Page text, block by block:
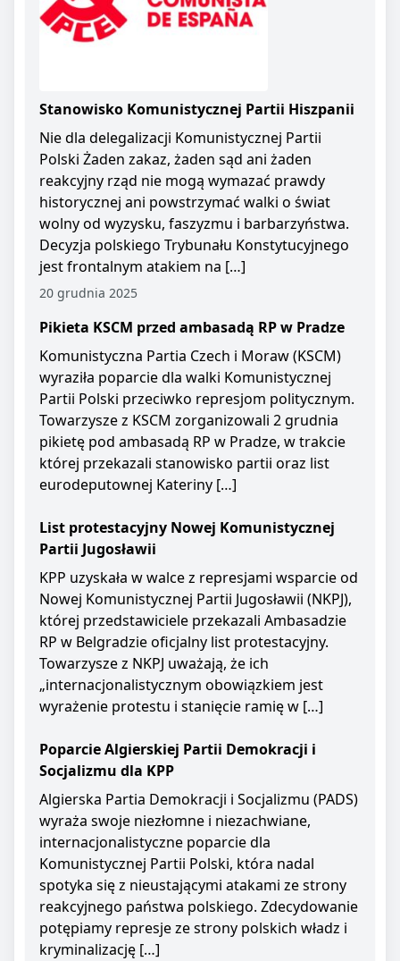
Stanowisko Komunistycznej Partii Hiszpanii
Nie dla delegalizacji Komunistycznej Partii
Polski Żaden zakaz, żaden sąd ani żaden
reakcyjny rząd nie mogą wymazać prawdy
historycznej ani powstrzymać walki o świat
wolny od wyzysku, faszyzmu i barbarzyństwa.
Decyzja polskiego Trybunału Konstytucyjnego
jest frontalnym atakiem na […]
20 grudnia 2025
Pikieta KSCM przed ambasadą RP w Pradze
Komunistyczna Partia Czech i Moraw (KSCM)
wyraziła poparcie dla walki Komunistycznej
Partii Polski przeciwko represjom politycznym.
Towarzysze z KSCM zorganizowali 2 grudnia
pikietę pod ambasadą RP w Pradze, w trakcie
której przekazali stanowisko partii oraz list
eurodeputownej Kateriny […]
List protestacyjny Nowej Komunistycznej
Partii Jugosławii
KPP uzyskała w walce z represjami wsparcie od
Nowej Komunistycznej Partii Jugosławii (NKPJ),
której przedstawiciele przekazali Ambasadzie
RP w Belgradzie oficjalny list protestacyjny.
Towarzysze z NKPJ uważają, że ich
„internacjonalistycznym obowiązkiem jest
wyrażenie protestu i stanięcie ramię w […]
Poparcie Algierskiej Partii Demokracji i
Socjalizmu dla KPP
Algierska Partia Demokracji i Socjalizmu (PADS)
wyraża swoje niezłomne i niezachwiane,
internacjonalistyczne poparcie dla
Komunistycznej Partii Polski, która nadal
spotyka się z nieustającymi atakami ze strony
reakcyjnego państwa polskiego. Zdecydowanie
potępiamy represje ze strony polskich władz i
kryminalizację […]